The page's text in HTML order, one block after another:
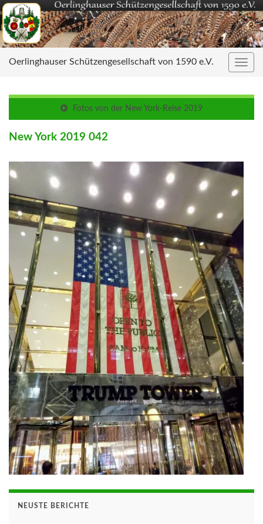
Oerlinghauser Schützengesellschaft von 1590 e.V.
Fotos von der New York-Reise 2019
New York 2019 042
NEUSTE BERICHTE